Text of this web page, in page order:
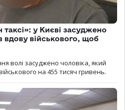
таксі»: у Києві засуджено
вдову військового, щоб
волі засуджено чоловіка, який
на 455 тисяч гривень.